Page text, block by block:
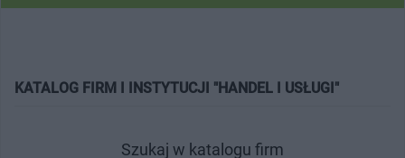
KATALOG FIRM I INSTYTUCJI "HANDEL I USŁUGI"
Szukaj w katalogu firm